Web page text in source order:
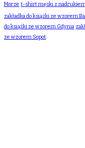
Morze t-shirt męski z
zakładka do książki ze wzorem
do książki ze wzorem Gdynia
ze wzorem Sopot